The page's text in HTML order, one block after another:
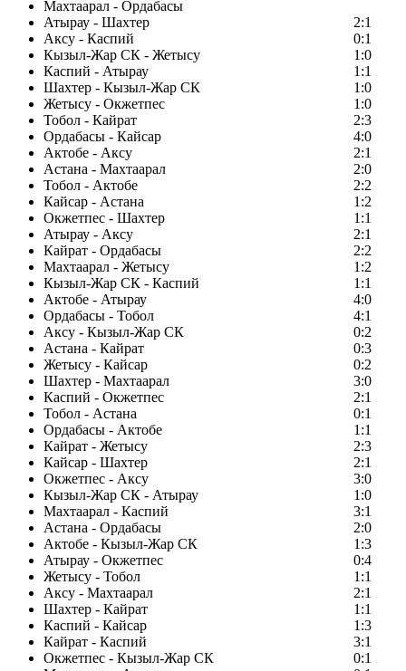
Махтаарал - Ордабасы
Атырау - Шахтер
2:1
Аксу - Каспий
0:1
Кызыл-Жар СК - Жетысу
1:0
Каспий - Атырау
1:1
Шахтер - Кызыл-Жар СК
1:0
Жетысу - Окжетпес
1:0
Тобол - Кайрат
2:3
Ордабасы - Кайсар
4:0
Актобе - Аксу
2:1
Астана - Махтаарал
2:0
Тобол - Актобе
2:2
Кайсар - Астана
1:2
Окжетпес - Шахтер
1:1
Атырау - Аксу
2:1
Кайрат - Ордабасы
2:2
Махтаарал - Жетысу
1:2
Кызыл-Жар СК - Каспий
1:1
Актобе - Атырау
4:0
Ордабасы - Тобол
4:1
Аксу - Кызыл-Жар СК
0:2
Астана - Кайрат
0:3
Жетысу - Кайсар
0:2
Шахтер - Махтаарал
3:0
Каспий - Окжетпес
2:1
Тобол - Астана
0:1
Ордабасы - Актобе
1:1
Кайрат - Жетысу
2:3
Кайсар - Шахтер
2:1
Окжетпес - Аксу
3:0
Кызыл-Жар СК - Атырау
1:0
Махтаарал - Каспий
3:1
Астана - Ордабасы
2:0
Актобе - Кызыл-Жар СК
1:3
Атырау - Окжетпес
0:4
Жетысу - Тобол
1:1
Аксу - Махтаарал
2:1
Шахтер - Кайрат
1:1
Каспий - Кайсар
1:3
Кайрат - Каспий
3:1
Окжетпес - Кызыл-Жар СК
0:1